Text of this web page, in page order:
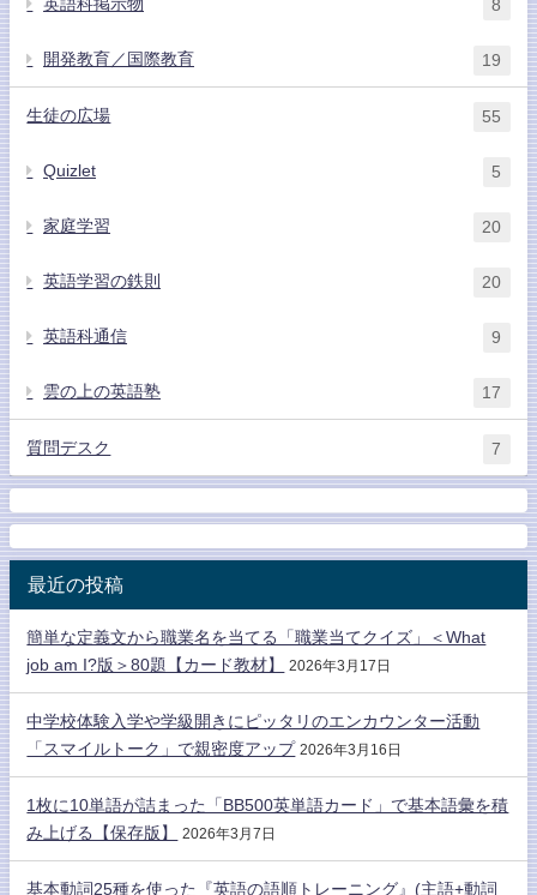
8
開発教育／国際教育 19
生徒の広場 55
Quizlet 5
家庭学習 20
英語学習の鉄則 20
英語科通信 9
雲の上の英語塾 17
質問デスク 7
最近の投稿
簡単な定義文から職業名を当てる「職業当てクイズ」＜What
job am I?版＞80題【カード教材】
2026年3月17日
中学校体験入学や学級開きにピッタリのエンカウンター活動
「スマイルトーク」で親密度アップ 2026年3月16日
1枚に10単語が詰まった「BB500英単語カード」で基本語彙を積
み上げる【保存版】
2026年3月7日
基本動詞25種を使った『英語の語順トレーニング』(主語+動詞